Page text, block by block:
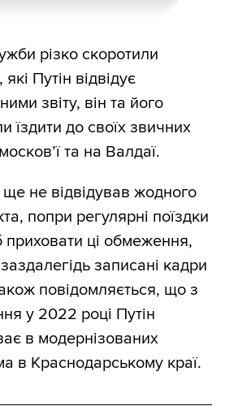
різко скоротили
які Путін відвідує
звіту, він та його
їздити до своїх звичних
та на Валдаї.
не відвідував жодного
попри регулярні поїздки
ці обмеження,
записані кадри
повідомляється, що з
у 2022 році Путін
в модернізованих
в Краснодарському краї.